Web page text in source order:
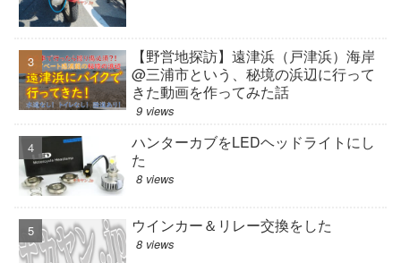
【野営地探訪】遠津浜（戸津浜）海岸
@三浦市という、秘境の浜辺に行って
きた動画を作ってみた話
9 views
ハンターカブをLEDヘッドライトにし
た
8 views
ウインカー＆リレー交換をした
8 views